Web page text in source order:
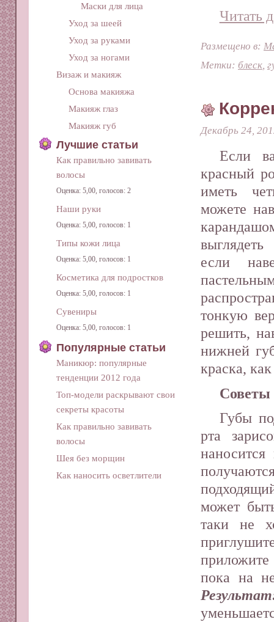
Читать
Размещено в:
Метки: блеск,
Декабрь 24,
Если
красный
иметь
можете
выглядеть
если
тонкую
решить,
нижней
краска,
Советы
Губы
рта
может
таки не
пока на
Маски для лица
Уход за шеей
Уход за руками
Уход за ногами
Визаж и макияж
Основа макияжа
Макияж глаз
Макияж губ
Лучшие статьи
Как правильно завивать
волосы
Оценка: 5,00, голосов: 2
Наши руки
Оценка: 5,00, голосов: 1
Типы кожи лица
Оценка: 5,00, голосов: 1
Косметика для подростков
Оценка: 5,00, голосов: 1
Сувениры
Оценка: 5,00, голосов: 1
Популярные статьи
Маникюр: популярные
тенденции 2012 года
Топ-модели раскрывают свои
секреты красоты
Как правильно завивать
волосы
Шея без морщин
Как наносить осветлители